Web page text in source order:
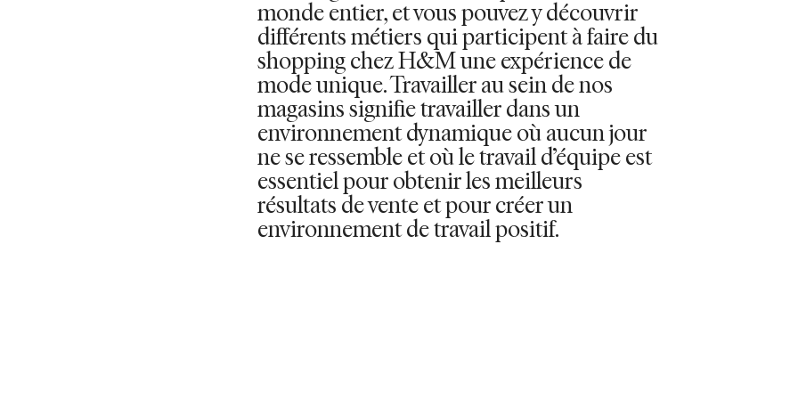
monde entier, et vous pouvez y découvrir
différents métiers qui participent à faire du
shopping chez H&M une expérience de
mode unique. Travailler au sein de nos
magasins signifie travailler dans un
environnement dynamique où aucun jour
ne se ressemble et où le travail d’équipe est
essentiel pour obtenir les meilleurs
résultats de vente et pour créer un
environnement de travail positif.